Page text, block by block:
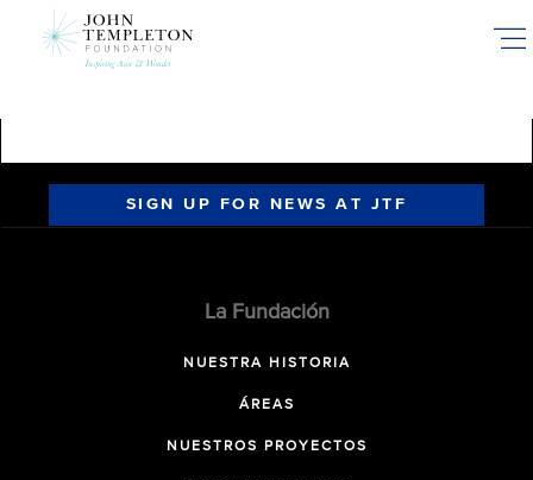
SIGN UP FOR NEWS AT JTF
La Fundación
NUESTRA HISTORIA
ÁREAS
NUESTROS PROYECTOS